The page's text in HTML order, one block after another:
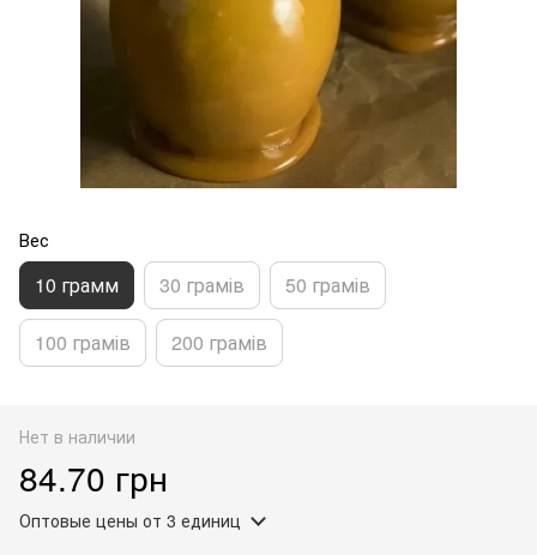
Вес
10 грамм 30 грамів 50 грамів
100 грамів 200 грамів
Нет в наличии
84.70 грн
Оптовые цены от 3 единиц